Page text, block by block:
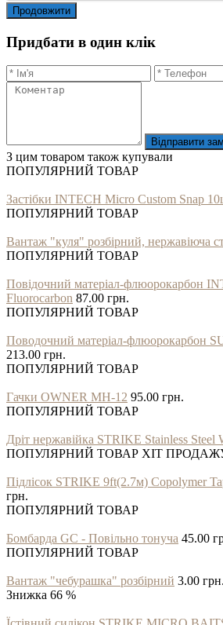
Продовжити
Придбати в один клік
Відправити
З цим товаром також купували
ПОПУЛЯРНИЙ ТОВАР
Застібки INTECH Micro Custom Snap
ПОПУЛЯРНИЙ ТОВАР
Вантаж "куля" розбірний, нержавіюча
ПОПУЛЯРНИЙ ТОВАР
Повідочний матеріал-флюорокарбон
Fluorocarbon 87.00 грн.
ПОПУЛЯРНИЙ ТОВАР
Поводочний матеріал-флюорокарбон
213.00 грн.
ПОПУЛЯРНИЙ ТОВАР
Гачки OWNER MH-12 95.00 грн.
ПОПУЛЯРНИЙ ТОВАР
Дріт нержавійка STRIKE Stainless Steel
ПОПУЛЯРНИЙ ТОВАР ХІТ
Підлісок STRIKE 9ft(2.7м) Copolymer
грн.
ПОПУЛЯРНИЙ ТОВАР
Бомбарда GC - Повільно тонуча 45.00
ПОПУЛЯРНИЙ ТОВАР
Вантаж "чебурашка" розбірний 3.00 грн.
Знижка 66 %